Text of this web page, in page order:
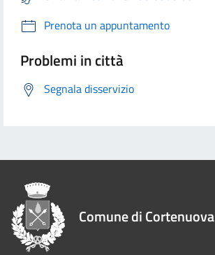
Prenota un appuntamento
Problemi in città
Segnala disservizio
Comune di Cortenuova